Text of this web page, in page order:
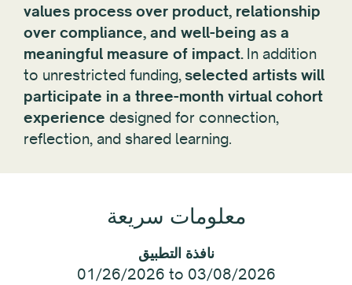
values process over product, relationship
over compliance, and well-being as a
meaningful measure of impact. In addition
to unrestricted funding,selected artists will
participate in a three-month virtual cohort
experience designed for connection,
reflection, and shared learning.
معلومات سريعة
نافذة التطبيق
01/26/2026 to 03/08/2026